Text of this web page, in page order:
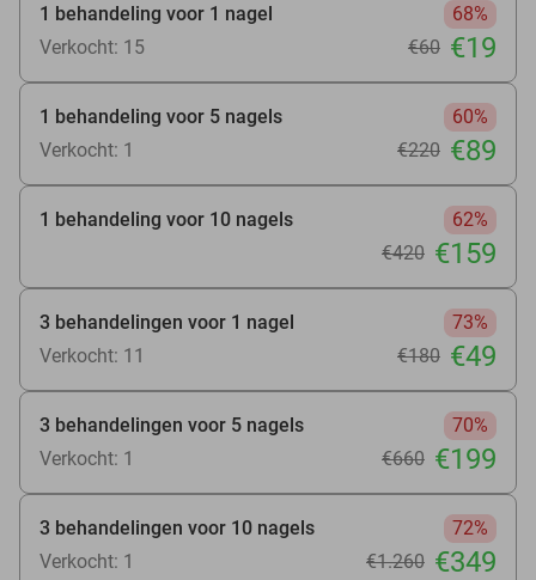
1 behandeling voor 1 nagel
68%
Verkocht: 15
€60 €19
1 behandeling voor 5 nagels
60%
Verkocht: 1
€220 €89
1 behandeling voor 10 nagels
62%
€420 €159
3 behandelingen voor 1 nagel
73%
Verkocht: 11
€180 €49
3 behandelingen voor 5 nagels
70%
Verkocht: 1
€660 €199
3 behandelingen voor 10 nagels
72%
Verkocht: 1
€1.260 €349